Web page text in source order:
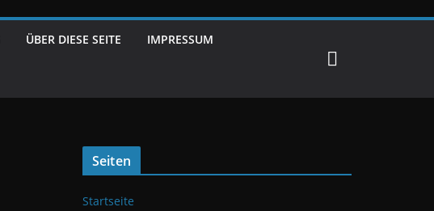
ÜBER DIESE SEITE IMPRESSUM
Seiten
Startseite